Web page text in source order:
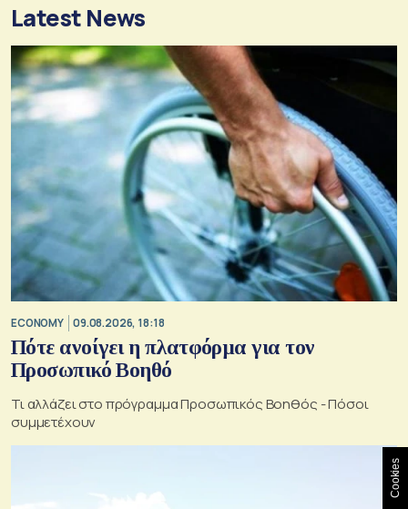
Latest News
ECONOMY 09.08.2026, 18:18
Πότε ανοίγει η πλατφόρμα για τον
Προσωπικό Βοηθό
Τι αλλάζει στο πρόγραμμα Προσωπικός Βοηθός - Πόσοι
συμμετέχουν
Cookies